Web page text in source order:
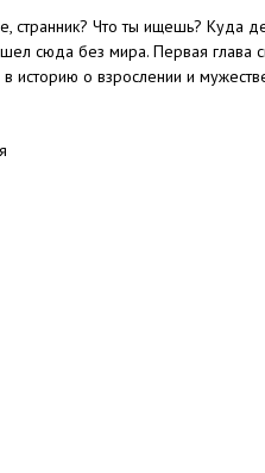
странник? Что ты ищешь? Куда
сюда без мира. Первая глава
историю о взрослении и